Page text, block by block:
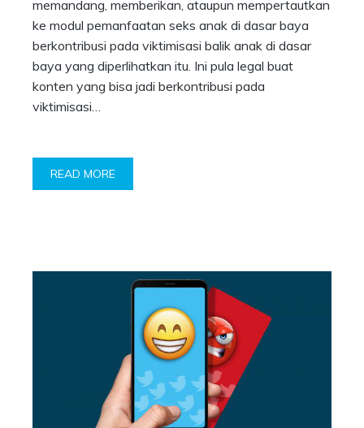
memandang, memberikan, ataupun mempertautkan
ke modul pemanfaatan seks anak di dasar baya
berkontribusi pada viktimisasi balik anak di dasar
baya yang diperlihatkan itu. Ini pula legal buat
konten yang bisa jadi berkontribusi pada
viktimisasi…
READ MORE